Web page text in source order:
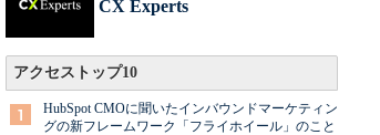
CX Experts
アクセストップ10
HubSpot CMOに聞いたインバウンドマーケティン
グの新フレームワーク「フライホイール」のこと